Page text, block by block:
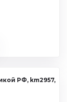
РФ, km2957,